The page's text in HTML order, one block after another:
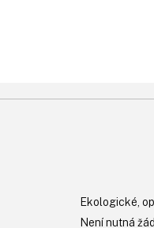
Ekologické,
Není nutná